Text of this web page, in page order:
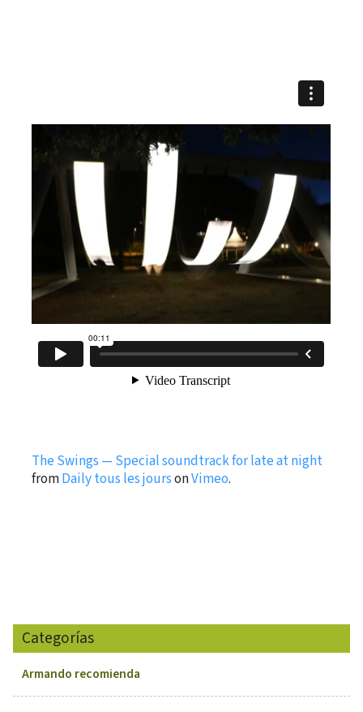
The Swings — Special soundtrack for late at night
fromDaily tous les joursonVimeo.
Categorías
Armando recomienda